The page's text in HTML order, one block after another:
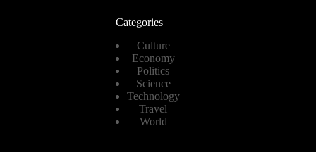
Categories
Culture
Economy
Politics
Science
Technology
Travel
World